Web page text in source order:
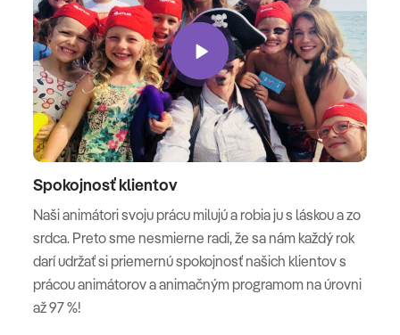
Spokojnosť klientov
Naši animátori svoju prácu milujú a robia ju s láskou a zo
srdca. Preto sme nesmierne radi, že sa nám každý rok
darí udržať si priemernú spokojnosť našich klientov s
prácou animátorov a animačným programom na úrovni
až 97 %!